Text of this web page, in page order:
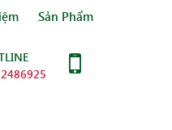
Sản Phẩm